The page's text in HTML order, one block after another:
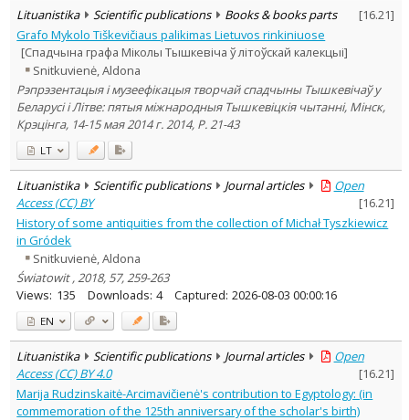
Lituanistika Scientific publications Books & books parts [16.21]
Grafo Mykolo Tiškevičiaus palikimas Lietuvos rinkiniuose
[Спадчына графа Міколы Тышкевіча ў літоўскай калекцыі]
Snitkuvienė, Aldona
Рэпрэзентацыя і музеефікацыя творчай спадчыны Тышкевічаў у
Беларусі і Літве: пятыя міжнародныя Тышкевіцкія чытанні, Мінск,
Крэцінга, 14-15 мая 2014 г. 2014, P. 21-43
LT
Lituanistika Scientific publications Journal articles
Open
Access (CC) BY
[16.21]
History of some antiquities from the collection of Michał Tyszkiewicz
in Gródek
Snitkuvienė, Aldona
Światowit , 2018, 57, 259-263
Views: 135 Downloads: 4 Captured: 2026-08-03 00:00:16
EN
Lituanistika Scientific publications Journal articles
Open
Access (CC) BY 4.0
[16.21]
Marija Rudzinskaitė-Arcimavičienė's contribution to Egyptology: (in
commemoration of the 125th anniversary of the scholar's birth)